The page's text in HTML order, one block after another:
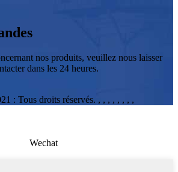
nos produits, veuillez nous laisser
dans les 24 heures.
: Tous droits réservés. , , , , , , , ,
Wechat